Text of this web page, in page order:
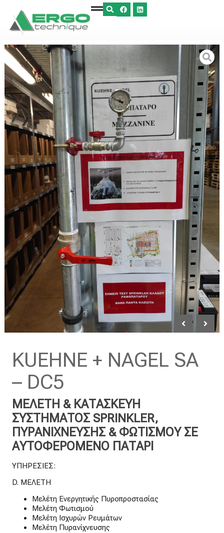
KUEHNE + NAGEL SA
– DC5
ΜΕΛΕΤΗ & ΚΑΤΑΣΚΕΥΗ
ΣΥΣΤΗΜΑΤΟΣ SPRINKLER,
ΠΥΡΑΝΙΧΝΕΥΣΗΣ & ΦΩΤΙΣΜΟΥ ΣΕ
ΑΥΤΟΦΕΡΟΜΕΝΟ ΠΑΤΑΡΙ
ΥΠΗΡΕΣΙΕΣ:
D. ΜΕΛΕΤΗ
Μελέτη Ενεργητικής Πυροπροστασίας
Μελέτη Φωτισμού
Μελέτη Ισχυρών Ρευμάτων
Μελέτη Πυρανίχνευσης